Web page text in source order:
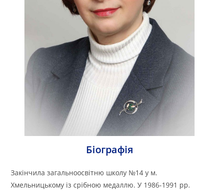
Біографія
Закінчила загальноосвітню школу №14 у м.
Хмельницькому із срібною медаллю. У 1986-1991 рр.